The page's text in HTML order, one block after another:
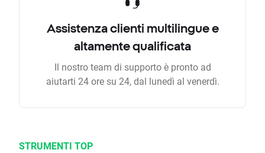
Assistenza clienti multilingue e
altamente qualificata
Il nostro team di supporto è pronto ad
aiutarti 24 ore su 24, dal lunedì al venerdì.
STRUMENTI TOP